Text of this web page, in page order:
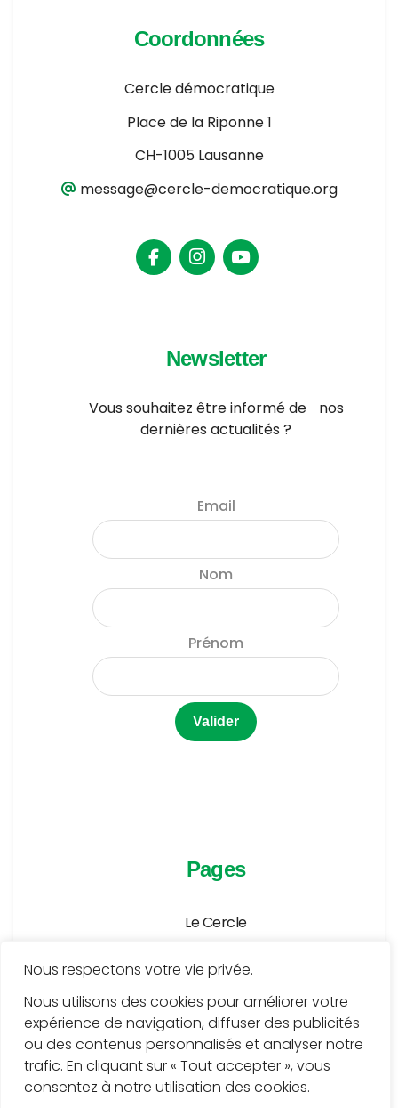
Nous respectons votre vie privée.
Nous utilisons des cookies pour améliorer votre
expérience de navigation, diffuser des publicités
ou des contenus personnalisés et analyser notre
trafic. En cliquant sur « Tout accepter », vous
consentez à notre utilisation des cookies.
Coordonnées
Cercle démocratique
Place de la Riponne 1
CH-1005 Lausanne
message@cercle-democratique.org
Newsletter
Vous souhaitez être informé de nos
dernières actualités ?
Email
Nom
Prénom
Pages
Le Cercle
Publications
Médiathèque
Services
Contact